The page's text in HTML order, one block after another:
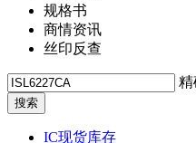
规格书
商情资讯
丝印反查
精
IC现货库存